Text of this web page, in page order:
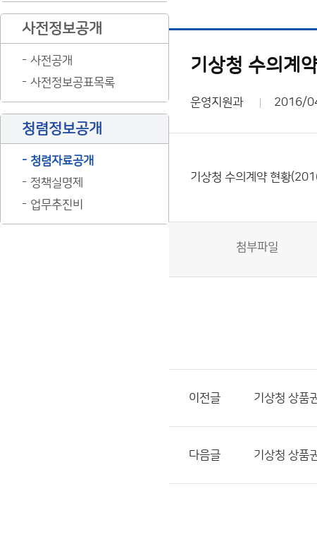
사전정보공개
사전공개
사전정보공표목록
청렴정보공개
청렴자료공개
정책실명제
업무추진비
기상청 수의계
운영지원과 2016/
기상청 수의계약 현황
첨부파일
이전글 기상청 상품
다음글 기상청 상품